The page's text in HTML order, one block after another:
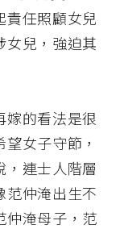
責任照顧女兒
女兒，強迫其
嫁的看法是很
女子守節，
，連士人階層
范仲淹出生不
仲淹母子，范